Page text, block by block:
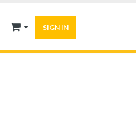
SIGN IN